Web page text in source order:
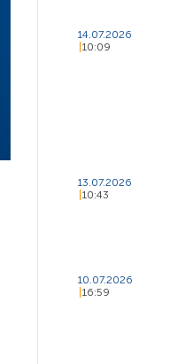
14.07.2026
10:09
13.07.2026
10:43
10.07.2026
16:59